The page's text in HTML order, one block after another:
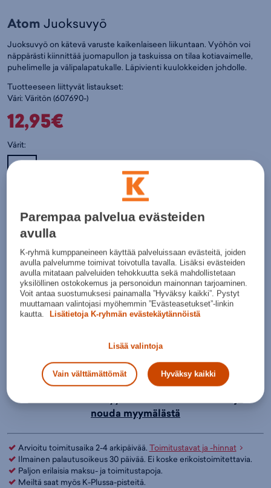
Atom Juoksuvyö
Juoksuvyö on kätevä varuste kaikenlaiseen liikuntaan. Vyöhön voi
näppärästi kiinnittää juomapullon ja taskuissa on tilaa kotiavaimelle,
puhelimelle ja välipalapatukalle. Läpivienti kuulokkeiden johdolle.
Tuotteeseen liittyvät listaukset:
Väri: Väritön (607690-)
12,95€
Värit:
Lisää ostoskoriin
Verkkokauppa: SaatavillaMyymälät: Saatavilla
Budget Sport Espoo,
Kauppakeskus Merituuli
Hyvä
saatavuus
Nouda myymälästä
Budget Sport Jyväskylä, K-
Hyvä
Matkus Shopping Center
saatavuus
Nouda myymälästä
nouda myymälästä
Arvioitu toimitusaika 2-4 arkipäivää. Toimitustavat ja -hinnat
Ilmainen palautusoikeus 30 päivää. Ei koske erikoistoimitettavia.
Paljon erilaisia maksu- ja toimitustapoja.
Meiltä saat myös K-Plussa-pisteitä.
Parempaa palvelua evästeiden
avulla
K-ryhmä kumppaneineen käyttää palveluissaan evästeitä, joiden
avulla palvelumme toimivat toivotulla tavalla. Lisäksi evästeiden
avulla mitataan palveluiden tehokkuutta sekä mahdollistetaan
yksilöllinen ostokokemus ja personoidun mainonnan tarjoaminen.
Voit antaa suostumuksesi painamalla ”Hyväksy kaikki”. Pystyt
muuttamaan valintojasi myöhemmin ”Evästeasetukset”-linkin
kautta.
Lisätietoja K-ryhmän evästekäytännöistä
Lisää valintoja
Vain välttämättömät Hyväksy kaikki